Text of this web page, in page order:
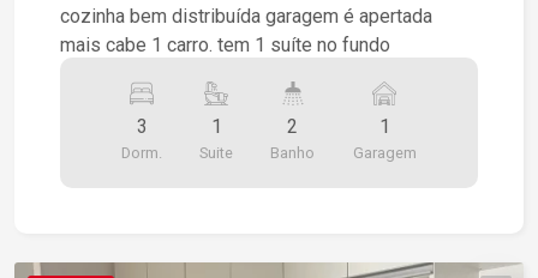
cozinha bem distribuída garagem é apertada
mais cabe 1 carro. tem 1 suíte no fundo
3
Dorm.
1
Suite
2
Banho
1
Garagem